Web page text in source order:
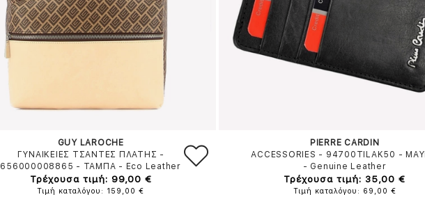
GUY LAROCHE
ΓΥΝΑΙΚΕΙΕΣ ΤΣΑΝΤΕΣ ΠΛΑΤΗΣ -
656000008865 - ΤΑΜΠΑ - Eco Leather
Τρέχουσα τιμή: 99,00 €
Τιμή καταλόγου: 159,00 €
PIERRE CARDIN
ACCESSORIES - 94700TILAK50 -
- Genuine Leather
Τρέχουσα τιμή: 35,00 €
Τιμή καταλόγου: 69,00 €